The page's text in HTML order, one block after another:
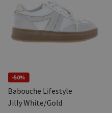
-50%
Babouche Lifestyle
Jilly White/Gold